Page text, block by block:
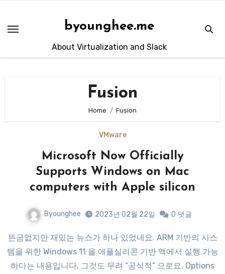
content
byounghee.me
About Virtualization and Slack
Fusion
Home Fusion
VMware
Microsoft Now Officially
Supports Windows on Mac
computers with Apple silicon
Byounghee 2023년 02월 22일 0 댓글
뜬금없지만 재밌는 뉴스가 하나 있었네요. ARM 기반의 시스
템을 위한 Windows 11 을 애플실리콘 기반 맥에서 실행 가능
하다는 내용입니다. 그것도 무려 “공식적” 으로요. Options